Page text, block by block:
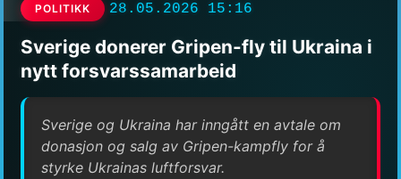
POLITIKK 28.05.2026 15:16
Sverige donerer Gripen-fly til Ukraina i
nytt forsvarssamarbeid
Sverige og Ukraina har inngått en avtale om
donasjon og salg av Gripen-kampfly for å
styrke Ukrainas luftforsvar.